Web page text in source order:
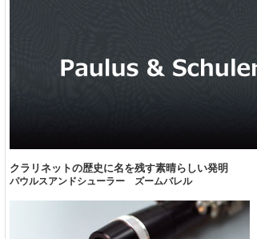
クラリネットの歴史に名を残す素晴らしい発明
パウルスアンドシューラー ズームバレル